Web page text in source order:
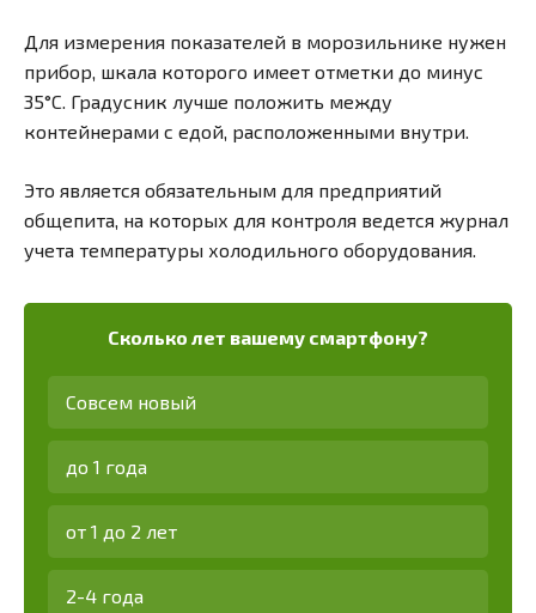
Для измерения показателей в морозильнике нужен
прибор, шкала которого имеет отметки до минус
35°С. Градусник лучше положить между
контейнерами с едой, расположенными внутри.
Это является обязательным для предприятий
общепита, на которых для контроля ведется журнал
учета температуры холодильного оборудования.
Сколько лет вашему смартфону?
Совсем новый
до 1 года
от 1 до 2 лет
2-4 года